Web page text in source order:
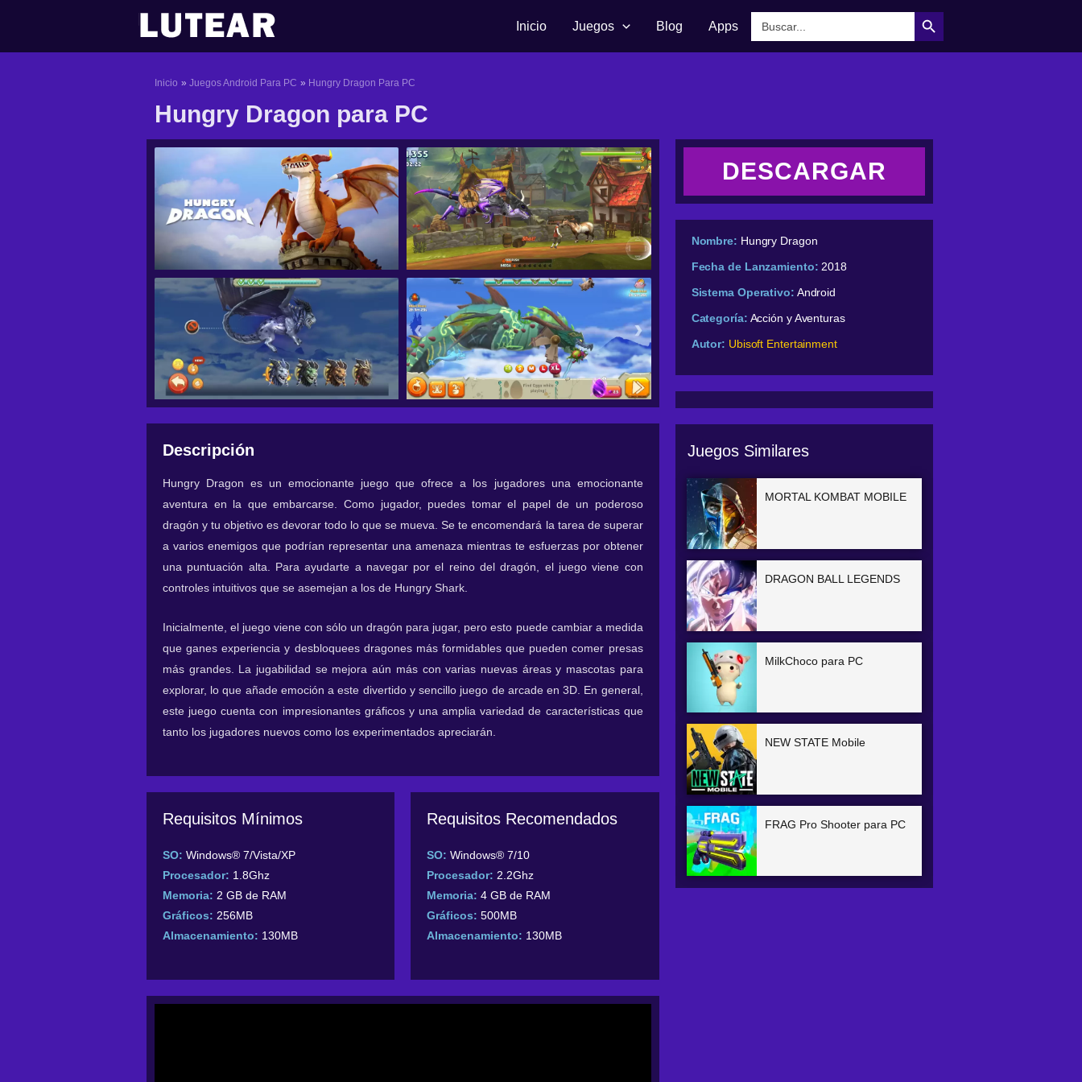
contenido
Inicio Juegos Blog Apps
Botón de búsqueda
Inicio Juegos Android Para PC Hungry Dragon Para PC
Hungry Dragon para PC
Descripción
Hungry Dragon es un emocionante juego que ofrece a los jugadores una emocionante
aventura en la que embarcarse. Como jugador, puedes tomar el papel de un poderoso
dragón y tu objetivo es devorar todo lo que se mueva. Se te encomendará la tarea de superar
a varios enemigos que podrían representar una amenaza mientras te esfuerzas por obtener
una puntuación alta. Para ayudarte a navegar por el reino del dragón, el juego viene con
controles intuitivos que se asemejan a los de Hungry Shark.
Inicialmente, el juego viene con sólo un dragón para jugar, pero esto puede cambiar a medida
que ganes experiencia y desbloquees dragones más formidables que pueden comer presas
más grandes. La jugabilidad se mejora aún más con varias nuevas áreas y mascotas para
explorar, lo que añade emoción a este divertido y sencillo juego de arcade en 3D. En general,
este juego cuenta con impresionantes gráficos y una amplia variedad de características que
tanto los jugadores nuevos como los experimentados apreciarán.
Requisitos Mínimos
SO: Windows® 7/Vista/XP
Procesador: 1.8Ghz
Memoria: 2 GB de RAM
Gráficos: 256MB
Almacenamiento: 130MB
Requisitos Recomendados
SO: Windows® 7/10
Procesador: 2.2Ghz
Memoria: 4 GB de RAM
Gráficos: 500MB
Almacenamiento: 130MB
DESCARGAR
Nombre: Hungry Dragon
Fecha de Lanzamiento: 2018
Sistema Operativo: Android
Categoría: Acción y Aventuras
Autor: Ubisoft Entertainment
Juegos Similares
MORTAL KOMBAT MOBILE
DRAGON BALL LEGENDS
MilkChoco para PC
NEW STATE Mobile
FRAG Pro Shooter para PC